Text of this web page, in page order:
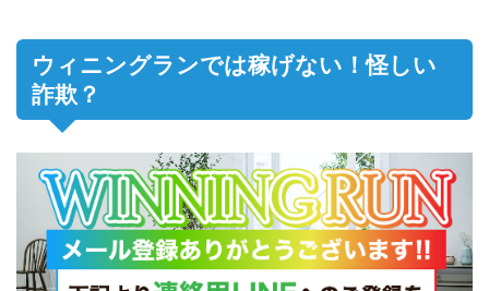
ウィニングランでは稼げない！怪しい
詐欺？